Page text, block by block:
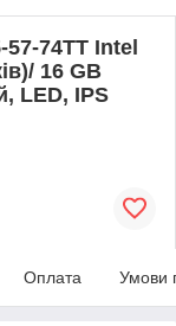
57-74TT Intel
16 GB
LED, IPS
Оплата Умови